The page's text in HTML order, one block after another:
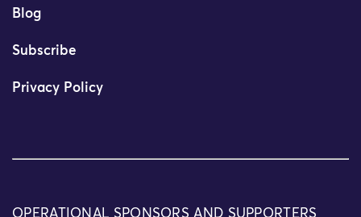
Blog
Subscribe
Privacy Policy